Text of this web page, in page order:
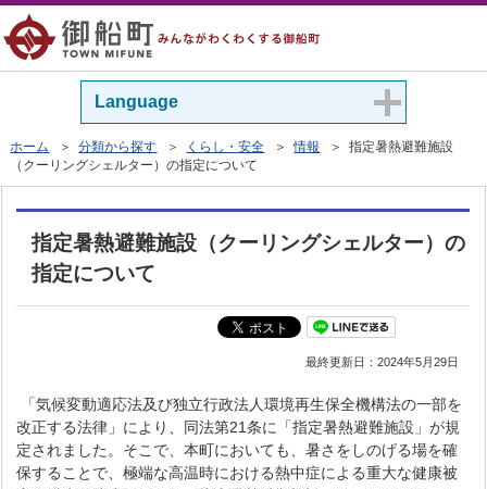
Language
ホーム ＞分類から探す ＞ くらし・安全 ＞情報
＞ 指定暑熱避難施設
（クーリングシェルター）の指定について
指定暑熱避難施設（クーリングシェルター）の
指定について
最終更新日：2024年5月29日
「気候変動適応法及び独立行政法人環境再生保全機構法の一部を
改正する法律」により、同法第21条に「指定暑熱避難施設」が規
定されました。そこで、本町においても、暑さをしのげる場を確
保することで、極端な高温時における熱中症による重大な健康被